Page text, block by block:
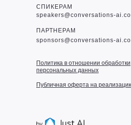
Политика в отношении обработки
персональных данных
Публичная оферта на
СПИКЕРАМ
speakers@conversations-
ПАРТНЕРАМ
sponsors@conversations-